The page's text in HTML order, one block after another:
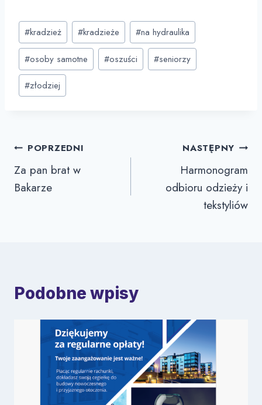
Post
Tags:
#kradzież #kradzieże #na hydraulika
#osoby samotne #oszuści #seniorzy
#złodziej
Nawigacja
wpisu
POPRZEDNI
Za pan brat w
Bakarze
NASTĘPNY
Harmonogram
odbioru odzieży i
tekstyliów
Podobne wpisy